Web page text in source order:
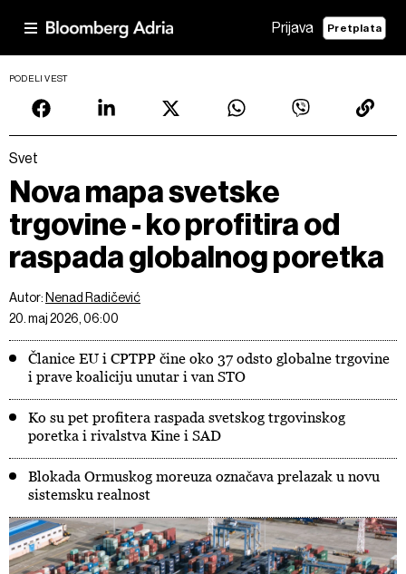
Prijava Pretplata
PODELI VEST
Svet
Nova mapa svetske
trgovine - ko profitira od
raspada globalnog poretka
Autor: Nenad Radičević
20. maj 2026, 06:00
Članice EU i CPTPP čine oko 37 odsto globalne trgovine
i prave koaliciju unutar i van STO
Ko su pet profitera raspada svetskog trgovinskog
poretka i rivalstva Kine i SAD
Blokada Ormuskog moreuza označava prelazak u novu
sistemsku realnost